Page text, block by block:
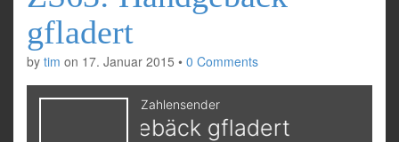
gfladert
by tim on 17. Januar 2015 • 0 Comments